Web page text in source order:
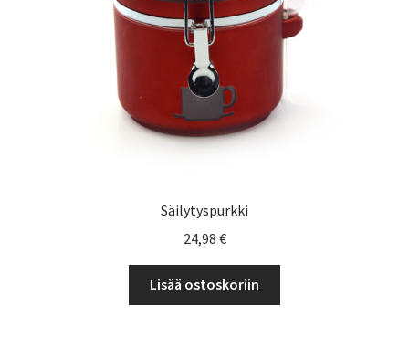
Säilytyspurkki
24,98 €
Lisää ostoskoriin